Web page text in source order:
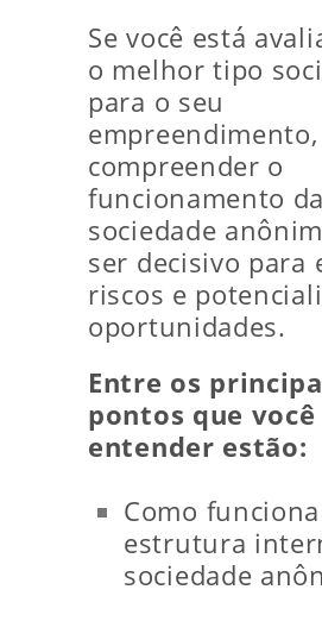
Se você está
o melhor tipo
para o seu
empreendimento,
compreender o
funcionamento da
sociedade
ser decisivo para
riscos e
oportunidades.
Entre os
pontos que você
entender estão:
Como
estrutura
sociedade